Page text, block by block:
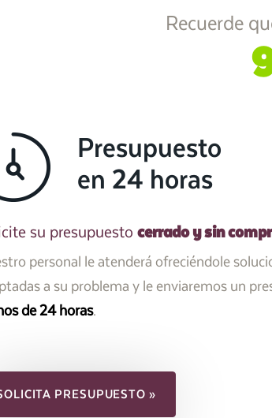
Recuerde
Presupuesto
en 24 horas
su presupuesto cerrado y sin
personal le atenderá ofreciéndole
a su problema y le enviaremos un
de 24 horas.
PRESUPUESTO »